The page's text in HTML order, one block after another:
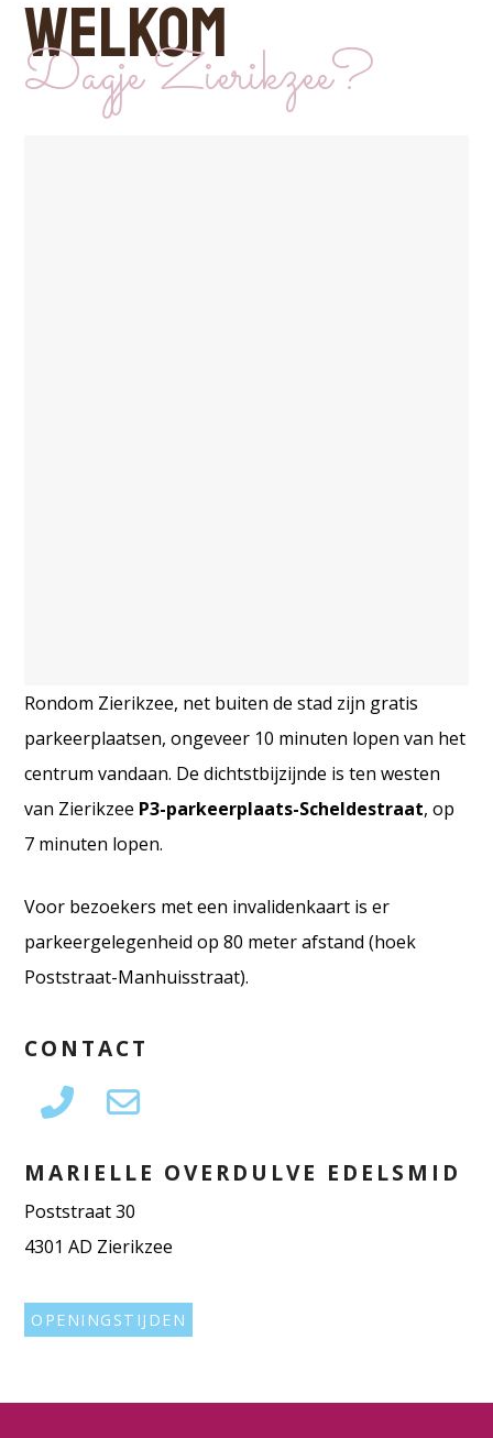
WELKOM
Dagje Zierikzee?
Rondom Zierikzee, net buiten de stad zijn gratis
parkeerplaatsen, ongeveer 10 minuten lopen van het
centrum vandaan. De dichtstbijzijnde is ten westen
van Zierikzee P3-parkeerplaats-Scheldestraat, op
7 minuten lopen.
Voor bezoekers met een invalidenkaart is er
parkeergelegenheid op 80 meter afstand (hoek
Poststraat-Manhuisstraat).
CONTACT
MARIELLE OVERDULVE EDELSMID
Poststraat 30
4301 AD Zierikzee
OPENINGSTIJDEN